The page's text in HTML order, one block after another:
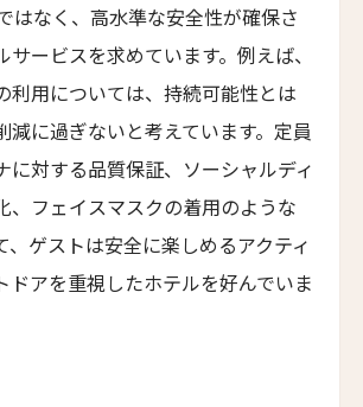
ク・ロードス・ヴィラズ＆スパ
ト
リート
・ディ・ムルトリ
はなく、高水準な安全性が確保さ
サービスを求めています。例えば、
利用については、持続可能性とは
減に過ぎないと考えています。定員
に対する品質保証、ソーシャルディ
、フェイスマスクの着用のような
、ゲストは安全に楽しめるアクティ
ドアを重視したホテルを好んでいま